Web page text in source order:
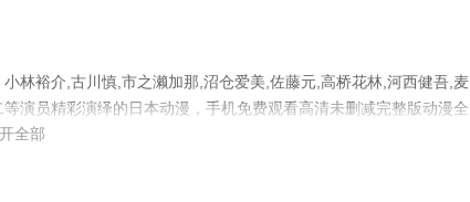
林裕介,古川慎,市之濑加那,沼仓爱美,佐藤元,高桥花林,河西健吾,麦
演员精彩演绎的日本动漫，手机免费观看高清未删减完整版动漫全
平台了解。
全部